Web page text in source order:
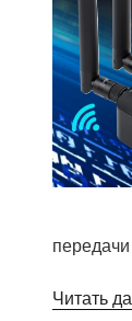
Читать